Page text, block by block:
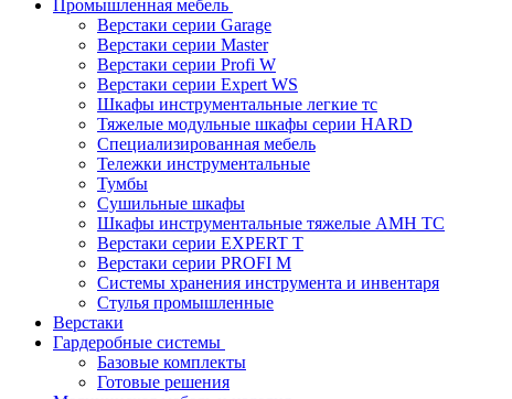
Промышленная мебель
Верстаки серии Garage
Верстаки серии Master
Верстаки серии Profi W
Верстаки серии Expert WS
Шкафы инструментальные легкие тс
Тяжелые модульные шкафы серии HARD
Cпециализированная мебель
Тележки инструментальные
Тумбы
Cушильные шкафы
Шкафы инструментальные тяжелые AMH TC
Верстаки серии EXPERT T
Верстаки серии PROFI M
Системы хранения инструмента и инвентаря
Стулья промышленные
Верстаки
Гардеробные системы
Базовые комплекты
Готовые решения